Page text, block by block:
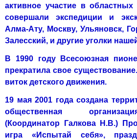
активное участие в областных
совершали экспе­диции и
Алма-Ату, Москву, Ульяновск,
Залесский, и другие уголки
В 1990 году Всесоюзная
прекратила свое
виток детского движения.
19 мая 2001 года создана
общественная
(Координатор Галкова Н.В.)
игра «Испы­тай себя»,